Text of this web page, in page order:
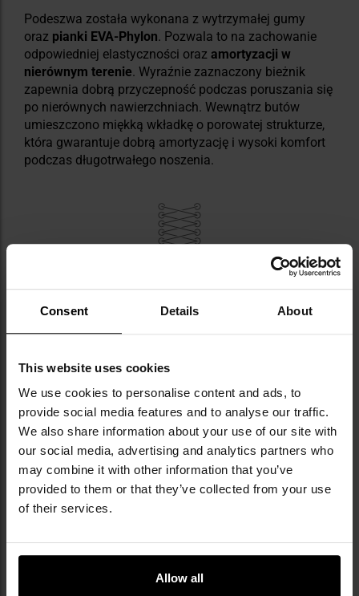
Consent Details About
This website uses cookies
We use cookies to personalise content and ads, to
provide social media features and to analyse our traffic.
We also share information about your use of our site with
our social media, advertising and analytics partners who
may combine it with other information that you’ve
provided to them or that they’ve collected from your use
of their services.
Allow all
Podeszwa została wykonana z wytrzymałej gumy
oraz pianki EVA-Phylon. Pozwala to na zachowanie
odpowiedniej elastyczności oraz amortyzacji w
nierównym terenie. Wyraźnie zaznaczony bieżnik
zapewnia dobrą przyczepność podczas poruszania się
po nierównych nawierzchniach. Wewnątrz butów
umieszczono miękką wkładkę o porowatej strukturze,
która gwarantuje dobrą amortyzację i wysoki komfort
podczas długotrwałego noszenia.
WYTRZYMAŁE SZNUROWADŁA, PĘTLA DO
ZAKŁADANIA
umożliwiające dokładne dopasowanie obuwia do
stopy użytkownika. W tylnej części cholewki
umieszczonopętlępomagającą przy zakładaniu i
zdejmowaniu obuwia.